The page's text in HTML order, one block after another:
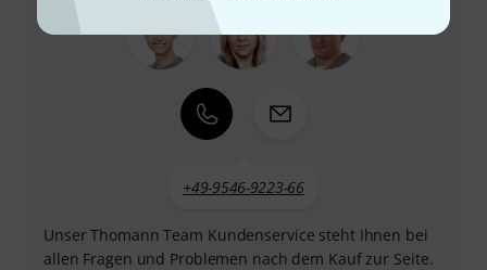
+49-9546-9223-66
Unser Thomann Team Kundenservice steht Ihnen bei
allen Fragen und Problemen nach dem Kauf zur Seite.